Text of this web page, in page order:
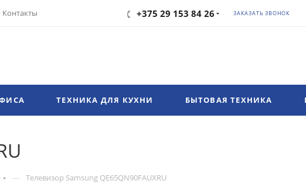
Контакты +375 29 153 84 26 ЗАКАЗАТЬ ЗВОНОК
ТЕХНИКА ДЛЯ КУХНИ БЫТОВАЯ ТЕХНИКА
— Телевизор Samsung QE65QN90FAUXRU